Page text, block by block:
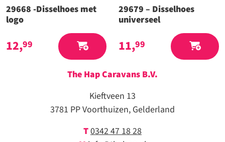
29668 -Disselhoes met
logo
12,99
29679 – Disselhoes
universeel
11,99
The Hap Caravans B.V.
Kieftveen 13
3781 PP Voorthuizen, Gelderland
T0342 47 18 28